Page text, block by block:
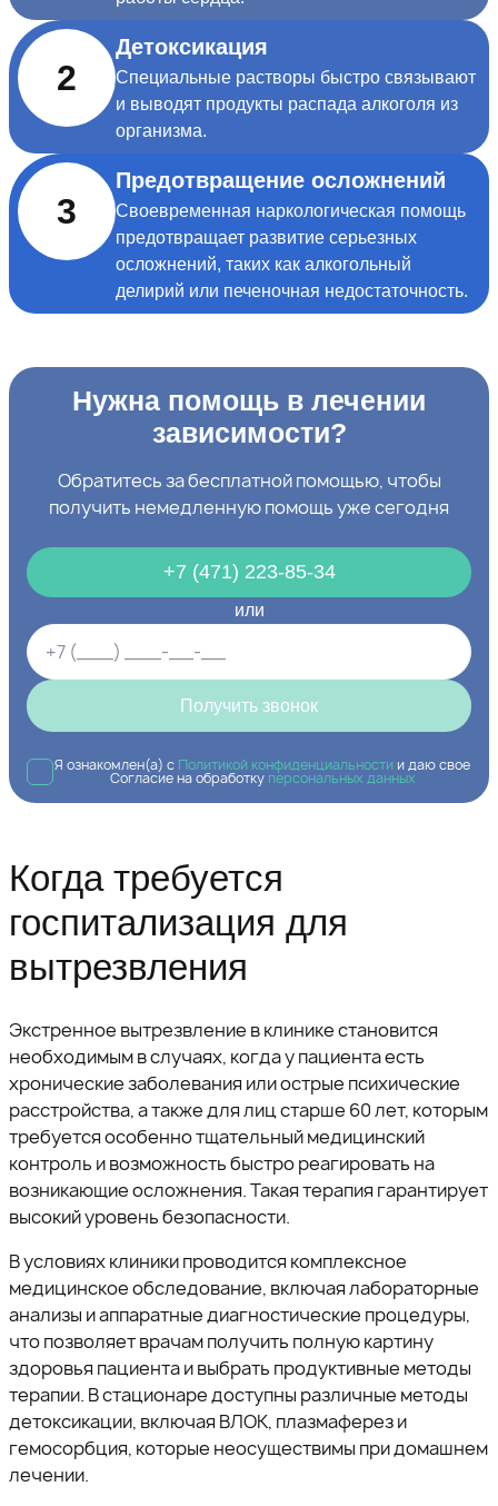
2
Детоксикация
Специальные растворы быстро связывают
и выводят продукты распада алкоголя из
организма.
3
Предотвращение осложнений
Своевременная наркологическая помощь
предотвращает развитие серьезных
осложнений, таких как алкогольный
делирий или печеночная недостаточность.
Нужна помощь в лечении
зависимости?
Обратитесь за бесплатной помощью, чтобы
получить немедленную помощь уже сегодня
+7 (471) 223-85-34
или
Получить звонок
Я ознакомлен(а) с Политикой конфиденциальности и даю свое
Согласие на обработку персональных данных
Когда требуется
госпитализация для
вытрезвления
Экстренное вытрезвление в клинике становится
необходимым в случаях, когда у пациента есть
хронические заболевания или острые психические
расстройства, а также для лиц старше 60 лет, которым
требуется особенно тщательный медицинский
контроль и возможность быстро реагировать на
возникающие осложнения. Такая терапия гарантирует
высокий уровень безопасности.
В условиях клиники проводится комплексное
медицинское обследование, включая лабораторные
анализы и аппаратные диагностические процедуры,
что позволяет врачам получить полную картину
здоровья пациента и выбрать продуктивные методы
терапии. В стационаре доступны различные методы
детоксикации, включая ВЛОК, плазмаферез и
гемосорбция, которые неосуществимы при домашнем
лечении.